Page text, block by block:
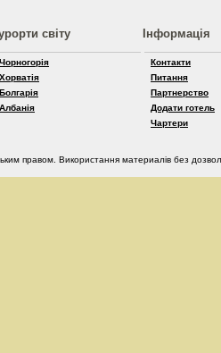
світу
Чорногорія
Хорватія
Болгарія
Албанія
Інформація
Контакти
Питання
Партнерство
Додати готель
Чартери
правом. Використання материалів без